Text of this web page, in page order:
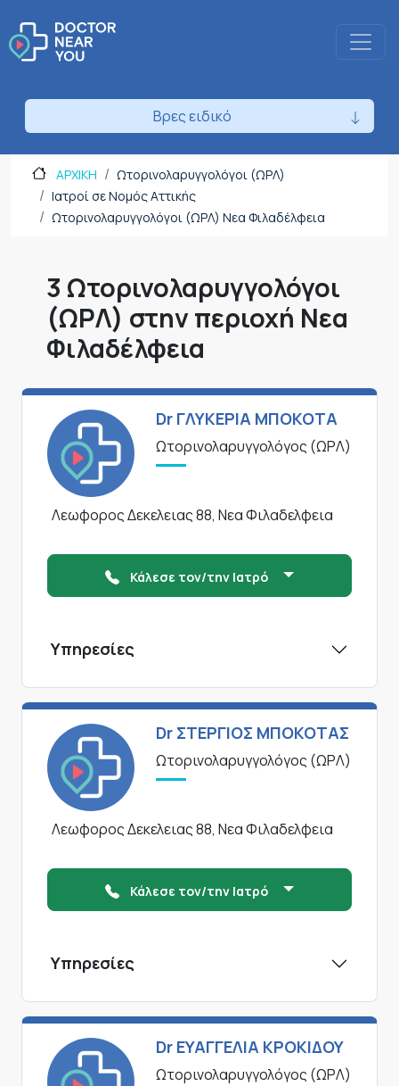
Βρες ειδικό
ΑΡΧΙΚΗ
Ωτορινολαρυγγολόγοι (ΩΡΛ)
Ιατροί σε Νομός Αττικής
Ωτορινολαρυγγολόγοι (ΩΡΛ) Νεα Φιλαδέλφεια
3 Ωτορινολαρυγγολόγοι
(ΩΡΛ) στην περιοχή Νεα
Φιλαδέλφεια
Dr ΓΛΥΚΕΡΙΑ ΜΠΟΚΟΤΑ
Ωτορινολαρυγγολόγος (ΩΡΛ)
Λεωφορος Δεκελειας 88, Νεα Φιλαδελφεια
Κάλεσε τον/την Ιατρό
Υπηρεσίες
Dr ΣΤΕΡΓΙΟΣ ΜΠΟΚΟΤΑΣ
Ωτορινολαρυγγολόγος (ΩΡΛ)
Λεωφορος Δεκελειας 88, Νεα Φιλαδελφεια
Κάλεσε τον/την Ιατρό
Υπηρεσίες
Dr ΕΥΑΓΓΕΛΙΑ ΚΡΟΚΙΔΟΥ
Ωτορινολαρυγγολόγος (ΩΡΛ)